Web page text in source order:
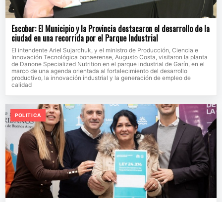
Escobar: El Municipio y la Provincia destacaron el desarrollo de la
ciudad en una recorrida por el Parque Industrial
El intendente Ariel Sujarchuk, y el ministro de Producción, Ciencia e
Innovación Tecnológica bonaerense, Augusto Costa, visitaron la planta
de Danone Specialized Nutrition en el parque industrial de Garín, en el
marco de una agenda orientada al fortalecimiento del desarrollo
productivo, la innovación industrial y la generación de empleo de
calidad
POLITICA